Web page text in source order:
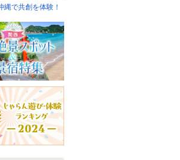
縄で共創を体験！